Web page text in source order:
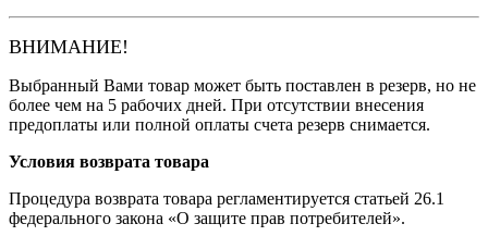
ВНИМАНИЕ!
Выбранный Вами товар может быть поставлен в резерв, но не
более чем на 5 рабочих дней. При отсутствии внесения
предоплаты или полной оплаты счета резерв снимается.
Условия возврата товара
Процедура возврата товара регламентируется статьей 26.1
федерального закона «О защите прав потребителей».